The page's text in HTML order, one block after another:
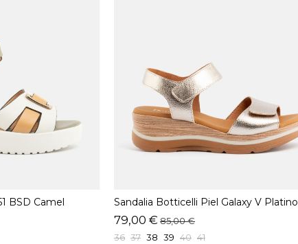
BSD Camel Sandalia Botticelli Piel Galaxy V Platino
79,00 € 85,00 €
36 37 38 39 40 41